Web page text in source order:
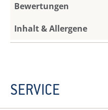
Bewertungen
Inhalt & Allergene
SERVICE